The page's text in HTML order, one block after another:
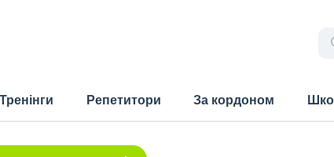
Тренінги Репетитори За кордоном